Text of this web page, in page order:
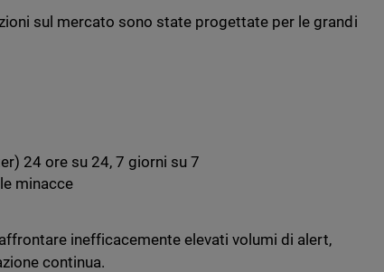
sul mercato sono state progettate per le grandi
24 ore su 24, 7 giorni su 7
minacce
inefficacemente elevati volumi di alert,
continua.